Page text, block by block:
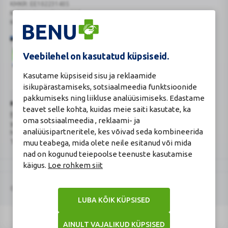
Veebilehel on kasutatud küpsiseid.
Kasutame küpsiseid sisu ja reklaamide
isikupärastamiseks, sotsiaalmeedia funktsioonide
pakkumiseks ning liikluse analüüsimiseks. Edastame
teavet selle kohta, kuidas meie saiti kasutate, ka
oma sotsiaalmeedia , reklaami- ja
analüüsipartneritele, kes võivad seda kombineerida
muu teabega, mida olete neile esitanud või mida
nad on kogunud teiepoolse teenuste kasutamise
käigus. Loe rohkem siit
AINULT VAJALIKUD KÜPSISED
LUBA KÕIK KÜPSISED
KMKR: EE102231405
Kehtiva tegevsloa nr 807
Ravimiameti kontaktandmed
Ravimite kaugmüüki pakkuvad apteegid
www.ravimiamet.ee,info@ravimiamet.ee
Nooruse 1, 50411 Tartu
Telefon 737 4140
Ravimimüügi
õigust
tõendav
logo
Veterinaarravimi
õigust
tõendav
logo
Turvaline
ostukoht